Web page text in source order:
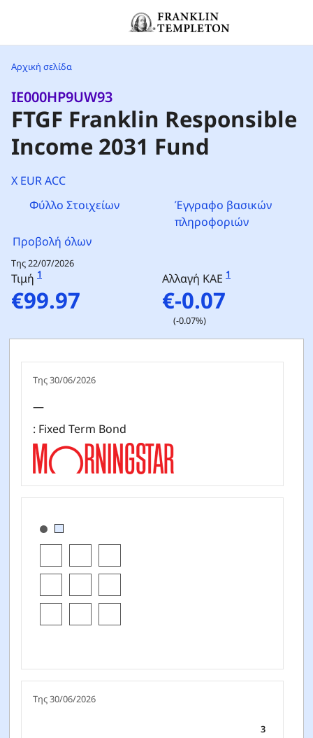
Αρχική σελίδα
IE000HP9UW93
FTGF Franklin Responsible
Income 2031 Fund
X EUR ACC
Φύλλο Στοιχείων
Έγγραφο βασικών
πληροφοριών
Προβολή όλων
Της 22/07/2026
Τιμή 1
€99.97
Αλλαγή ΚΑΕ 1
€-0.07
(-0.07%)
Της 30/06/2026
—
: Fixed Term Bond
[products.morningstar-stylebox-title-sr-fixed]
Της 30/06/2026
3